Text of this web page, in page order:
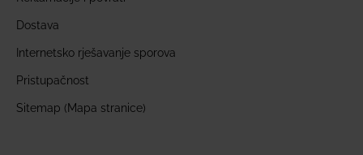
Dostava
Internetsko rješavanje sporova
Pristupačnost
Sitemap (Mapa stranice)